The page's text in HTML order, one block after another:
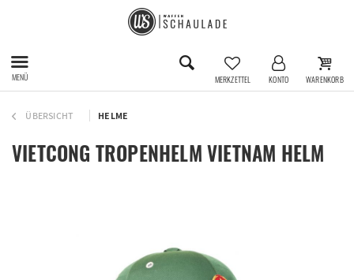
MENÜ MERKZETTEL KONTO WARENKORB
ÜBERSICHT HELME
VIETCONG TROPENHELM VIETNAM HELM